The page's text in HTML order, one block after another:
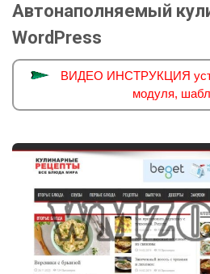
Автонаполняемый
WordPress
ВИДЕО ИНСТРУКЦИЯ
модуля,